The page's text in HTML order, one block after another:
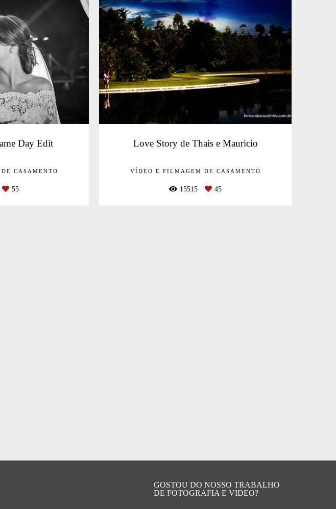
Day Edit
CASAMENTO
55
Love Story de Thais e Mauricio
VÍDEO E FILMAGEM DE CASAMENTO
15515 45
GOSTOU DO NOSSO TRABALHO
DE FOTOGRAFIA E VIDEO?